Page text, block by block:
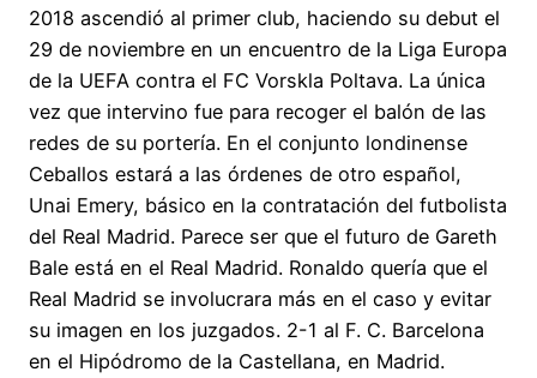
2018 ascendió al primer club, haciendo su debut el
29 de noviembre en un encuentro de la Liga Europa
de la UEFA contra el FC Vorskla Poltava. La única
vez que intervino fue para recoger el balón de las
redes de su portería. En el conjunto londinense
Ceballos estará a las órdenes de otro español,
Unai Emery, básico en la contratación del futbolista
del Real Madrid. Parece ser que el futuro de Gareth
Bale está en el Real Madrid. Ronaldo quería que el
Real Madrid se involucrara más en el caso y evitar
su imagen en los juzgados. 2-1 al F. C. Barcelona
en el Hipódromo de la Castellana, en Madrid.